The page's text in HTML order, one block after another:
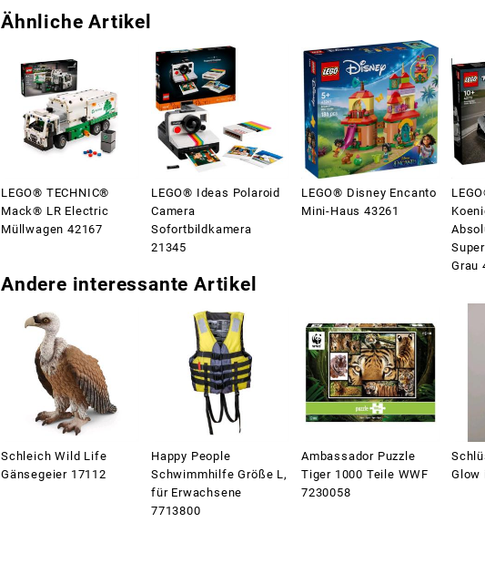
Ähnliche Artikel
LEGO® TECHNIC®
Mack® LR Electric
Müllwagen 42167
LEGO® Ideas Polaroid
Camera
Sofortbildkamera
21345
LEGO® Disney Encanto
Mini-Haus 43261
Grau
Andere interessante Artikel
Schleich Wild Life
Gänsegeier 17112
Happy People
Schwimmhilfe Größe L,
für Erwachsene
7713800
Ambassador Puzzle
Tiger 1000 Teile WWF
7230058
Glow